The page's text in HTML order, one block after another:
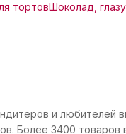
тортовШоколад,
и любителей
Более 3400 товаров